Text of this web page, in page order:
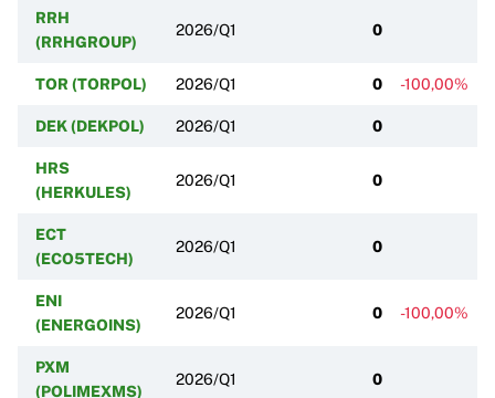
RRH
(RRHGROUP)
2026/Q1 0
TOR (TORPOL) 2026/Q1 0 -100,00%
DEK (DEKPOL) 2026/Q1 0
HRS
(HERKULES)
2026/Q1 0
ECT
(ECO5TECH)
2026/Q1 0
ENI
(ENERGOINS)
2026/Q1 0 -100,00%
PXM
(POLIMEXMS)
2026/Q1 0